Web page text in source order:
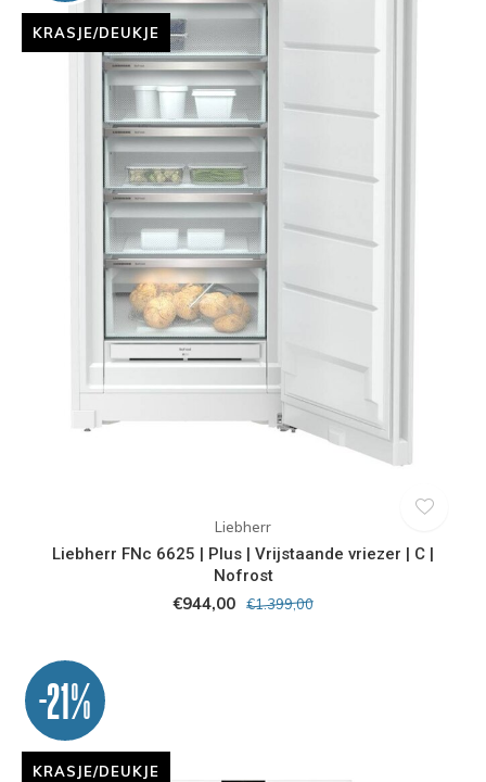
KRASJE/DEUKJE
Liebherr
Liebherr FNc 6625 | Plus | Vrijstaande vriezer | C |
Nofrost
€944,00 €1.399,00
-21%
KRASJE/DEUKJE